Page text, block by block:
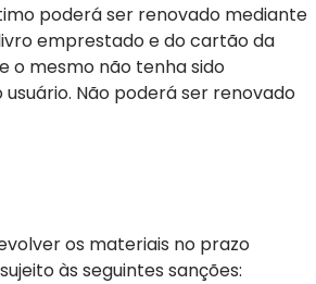
poderá ser renovado mediante
emprestado e do cartão da
o mesmo não tenha sido
Não poderá ser renovado
os materiais no prazo
às seguintes sanções: